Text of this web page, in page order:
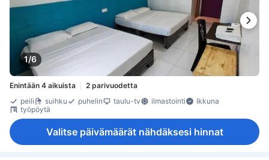
1/6
Enintään 4 aikuista
2 parivuodetta
peili
suihku puhelin taulu-tv ilmastointi
Ikkuna
työpöytä
Valitse päivämäärät nähdäksesi hinnat